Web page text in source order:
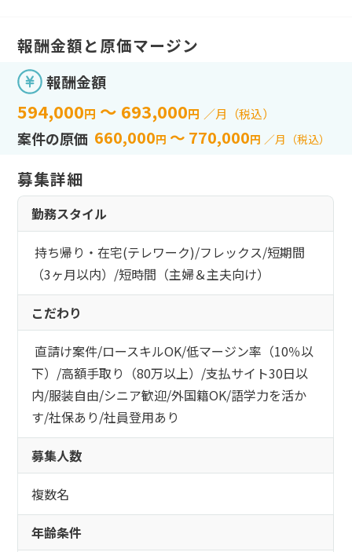
報酬金額と原価マージン
報酬金額
594,000円 ～ 693,000円 ／月（税込）
案件の原価 660,000円 ～ 770,000円 ／月（税込）
募集詳細
勤務スタイル
持ち帰り・在宅(テレワーク)/フレックス/短期間
（3ヶ月以内） /短時間（主婦＆主夫向け）
こだわり
直請け案件/ロースキルOK/低マージン率（10％以
下） /高額手取り（80万以上） /支払サイト30日以
内/服装自由/シニア歓迎/外国籍OK/語学力を活か
す/社保あり/社員登用あり
募集人数
複数名
年齢条件